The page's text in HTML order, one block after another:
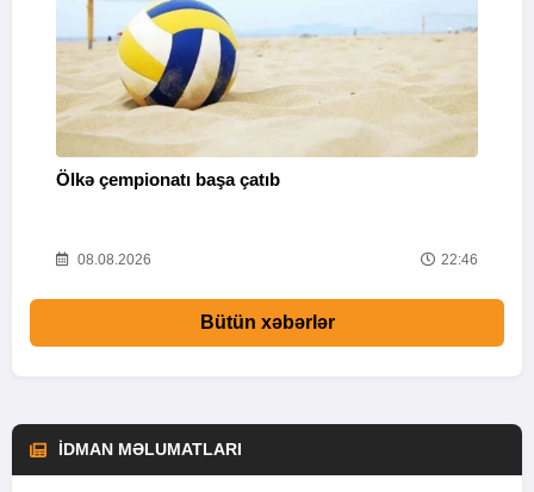
Ölkə çempionatı başa çatıb
08.08.2026 22:46
Bütün xəbərlər
İDMAN MƏLUMATLARI